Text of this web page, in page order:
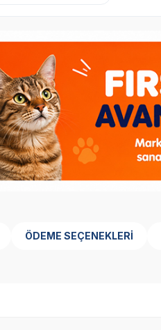
ÖDEME SEÇENEKLERI